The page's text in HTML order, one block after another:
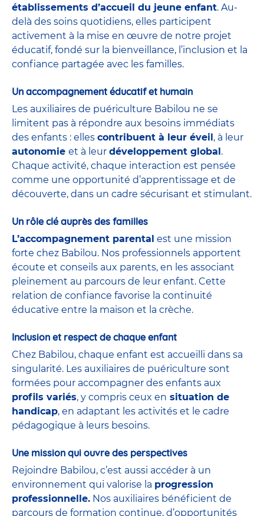
établissements d’accueil du jeune enfant. Au-
delà des soins quotidiens, elles participent
activement à la mise en œuvre de notre projet
éducatif, fondé sur la bienveillance, l’inclusion et la
confiance partagée avec les familles.
Un accompagnement éducatif et humain
Les auxiliaires de puériculture Babilou ne se
limitent pas à répondre aux besoins immédiats
des enfants : elles contribuent à leur éveil , à leur
autonomie et à leur développement global .
Chaque activité, chaque interaction est pensée
comme une opportunité d’apprentissage et de
découverte, dans un cadre sécurisant et stimulant.
Un rôle clé auprès des familles
L’accompagnement parental est une mission
forte chez Babilou. Nos professionnels apportent
écoute et conseils aux parents, en les associant
pleinement au parcours de leur enfant. Cette
relation de confiance favorise la continuité
éducative entre la maison et la crèche.
Inclusion et respect de chaque enfant
Chez Babilou, chaque enfant est accueilli dans sa
singularité. Les auxiliaires de puériculture sont
formées pour accompagner des enfants aux
profils variés, y compris ceux en situation de
handicap, en adaptant les activités et le cadre
pédagogique à leurs besoins.
Une mission qui ouvre des perspectives
Rejoindre Babilou, c’est aussi accéder à un
environnement qui valorise la progression
professionnelle. Nos auxiliaires bénéficient de
parcours de formation continue, d’opportunités